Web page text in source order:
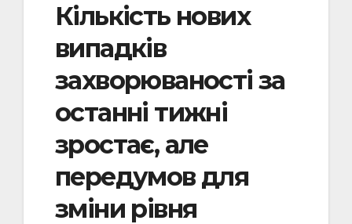
Кількість нових
випадків
захворюваності за
останні тижні
зростає, але
передумов для
зміни рівня